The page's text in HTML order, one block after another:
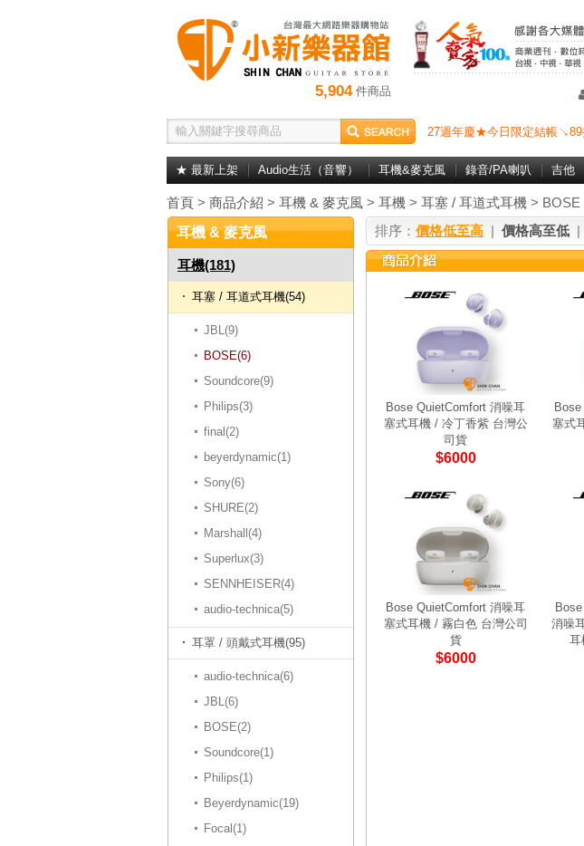
5,904件商品
27週年慶★今日限定結帳↘89
★ 最新上架 Audio生活（音響） 耳機&麥克風 錄音/PA喇叭 吉他
首頁 > 商品介紹 > 耳機 & 麥克風 > 耳機 > 耳塞 / 耳道式耳機 > BOSE
耳機 & 麥克風
耳機(181)
耳塞 / 耳道式耳機(54)
JBL(9)
BOSE(6)
Soundcore(9)
Philips(3)
final(2)
beyerdynamic(1)
Sony(6)
SHURE(2)
Marshall(4)
Superlux(3)
SENNHEISER(4)
audio-technica(5)
耳罩 / 頭戴式耳機(95)
audio-technica(6)
JBL(6)
BOSE(2)
Soundcore(1)
Philips(1)
Beyerdynamic(19)
Focal(1)
排序： 價格低至高 | 價格高至低 |
Bose QuietComfort 消噪耳
塞式耳機 / 冷丁香紫 台灣公
司貨
$6000
塞式
Bose QuietComfort 消噪耳
塞式耳機 / 霧白色 台灣公司
貨
$6000
消噪
耳